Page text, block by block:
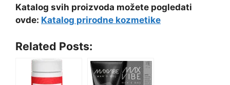
Katalog svih proizvoda možete pogledati
ovde: Katalog prirodne kozmetike
Related Posts: